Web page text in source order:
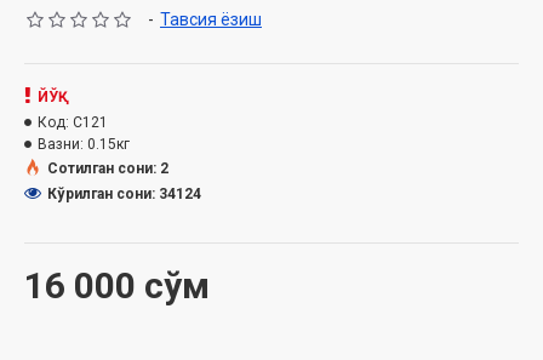
Номи: «Жумъа мавъизалари» 13-диск (CD МР3)
Ҳажми: 266 дақиқа
- Тавсия ёзиш
16 000 сўм
ЙЎҚ
Код: C121
Вазни: 0.15кг
Сотилган сони: 2
Кўрилган сони: 34124